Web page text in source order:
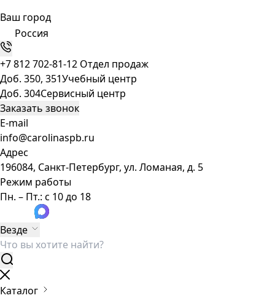
Ваш город
Россия
+7 812 702-81-12 Отдел продаж
Доб. 350, 351Учебный центр
Доб. 304Сервисный центр
Заказать звонок
E-mail
info@carolinaspb.ru
Адрес
196084, Санкт-Петербург, ул. Ломаная, д. 5
Режим работы
Пн. – Пт.: с 10 до 18
Везде
Каталог